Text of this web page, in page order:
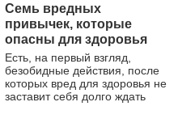
Семь вредных
привычек, которые
опасны для здоровья
Есть, на первый взгляд,
безобидные действия, после
которых вред для здоровья не
заставит себя долго ждать